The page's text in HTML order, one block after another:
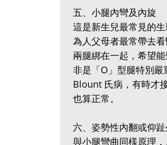
五、小腿內彎及內旋
這是新生兒最常見的
為人父母者最常帶去
兩腿綁在一起，希望
非是「O」型腿特別
Blount 氏病，有時才
也算正常。
六、姿勢性內翻或仰
與小腿彎曲同樣原理